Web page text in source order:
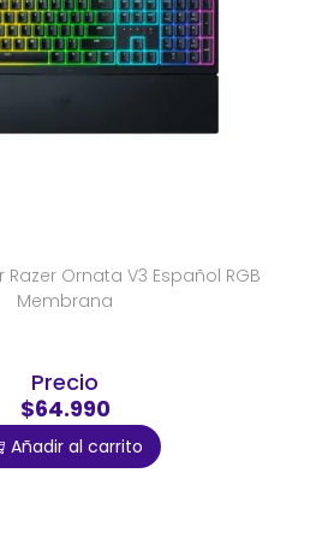
Ornata V3 Español RGB
Membrana
Precio
$64.990
Añadir al carrito